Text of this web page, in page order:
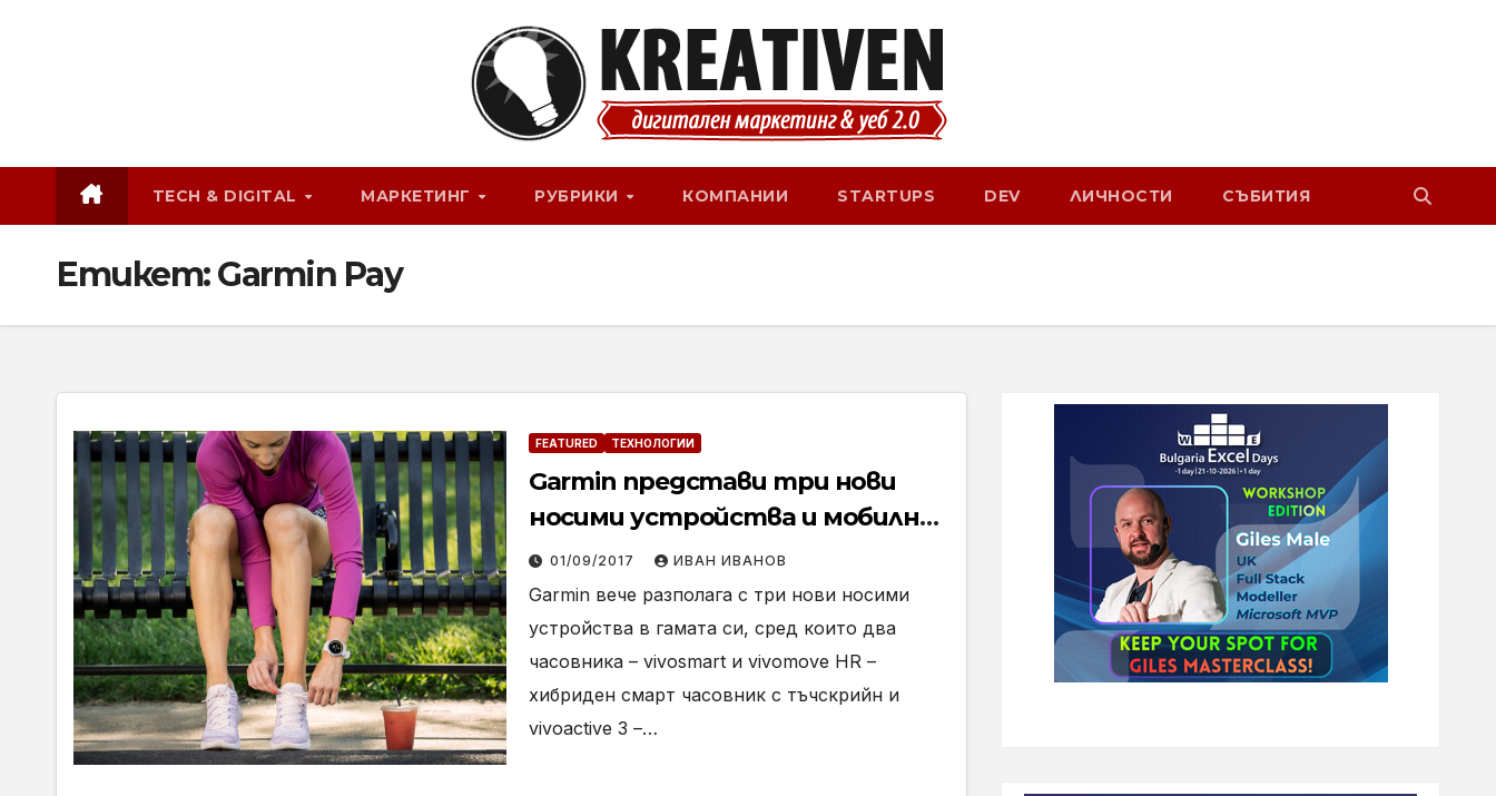
TECH & DIGITAL МАРКЕТИНГ РУБРИКИ КОМПАНИИ STARTUPS DEV ЛИЧНОСТИ СЪБИТИЯ
Етикет:Garmin Pay
FEATURED ТЕХНОЛОГИИ
Garmin представи три нови
носими устройства и мобилно
решение за плащания
01/09/2017 ИВАН ИВАНОВ
Garmin вече разполага с три нови носими
устройства в гамата си, сред които два
часовника – vivosmart и vivomove HR –
хибриден смарт часовник с тъчскрийн и
vivoactive 3 –…